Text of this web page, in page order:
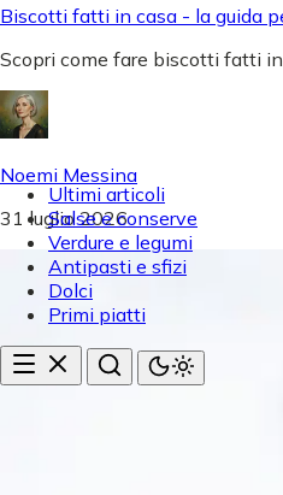
Ultimi articoli
Salse e conserve
Verdure e legumi
Antipasti e sfizi
Dolci
Primi piatti
Biscotti fatti in casa - la guida
Scopri come fare biscotti fatti
Noemi Messina
31 luglio 2026